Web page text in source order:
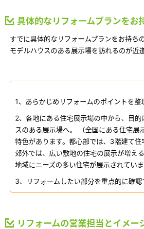
ミサワアイデンティティ
具体的なリフォームプランをお
すでに具体的なリフォームプランをお持ち
モデルハウスのある展示場を訪れるのが近道
1、あらかじめリフォームのポイントを整
2、各地にある住宅展示場の中から、目
スのある展示場へ。 （全国にある住宅展
特色があります。都心部では、3階建て住
郊外では、広い敷地の住宅の展示が増え
地域にニーズの多い住宅が展示されていま
3、リフォームしたい部分を重点的に確認
リフォームの営業担当とイメー